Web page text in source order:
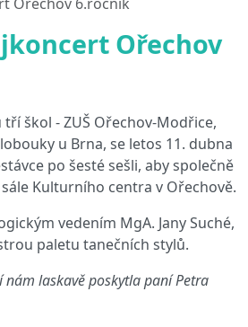
Ořechov
škol - ZUŠ Ořechov-Modřice,
u Brna, se letos 11. dubna
po šesté sešli, aby společně
Kulturního centra v Ořechově.
vedením MgA. Jany Suché,
paletu tanečních stylů.
nám laskavě poskytla paní Petra